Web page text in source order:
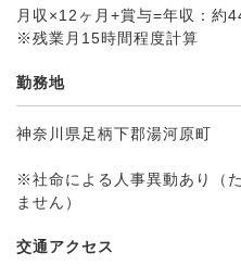
月収×12ヶ月+賞与=年収：約
※残業月15時間程度計算
勤務地
神奈川県足柄下郡湯河原町
※社命による人事異動あり（
ません）
交通アクセス